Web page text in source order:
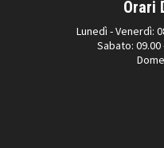
Orari
Lunedì - Venerdì:
Sabato: 09.00